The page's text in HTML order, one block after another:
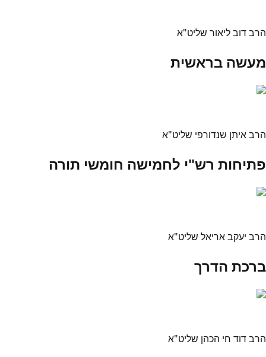
הרב דוב ליאור שליט"א
מעשה בראשית
הרב איתן שנדורפי שליט"א
פתיחות רש"י לחמישה חומשי תורה
הרב יעקב אריאל שליט"א
ברכת הדרך
הרב דוד חי הכהן שליט"א